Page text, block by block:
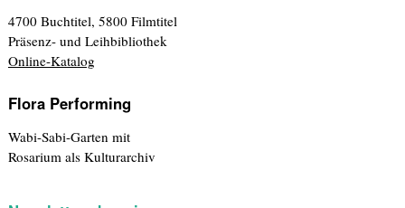
4700 Buchtitel, 5800 Filmtitel
Präsenz- und Leihbibliothek
Online-Katalog
Flora Performing
Wabi-Sabi-Garten mit
Rosarium als Kulturarchiv